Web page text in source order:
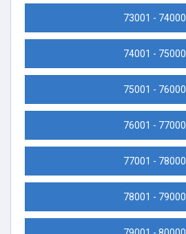
73001 - 74000
74001 - 75000
75001 - 76000
76001 - 77000
77001 - 78000
78001 - 79000